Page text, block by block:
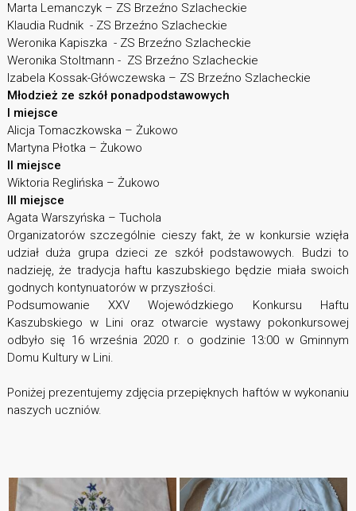
Marta Lemanczyk – ZS Brzeźno Szlacheckie
Klaudia Rudnik - ZS Brzeźno Szlacheckie
Weronika Kapiszka - ZS Brzeźno Szlacheckie
Weronika Stoltmann - ZS Brzeźno Szlacheckie
Izabela Kossak-Główczewska – ZS Brzeźno Szlacheckie
Młodzież ze szkół ponadpodstawowych
I miejsce
Alicja Tomaczkowska – Żukowo
Martyna Płotka – Żukowo
II miejsce
Wiktoria Reglińska – Żukowo
III miejsce
Agata Warszyńska – Tuchola
Organizatorów szczególnie cieszy fakt, że w konkursie wzięła
udział duża grupa dzieci ze szkół podstawowych. Budzi to
nadzieję, że tradycja haftu kaszubskiego będzie miała swoich
godnych kontynuatorów w przyszłości.
Podsumowanie XXV Wojewódzkiego Konkursu Haftu
Kaszubskiego w Lini oraz otwarcie wystawy pokonkursowej
odbyło się 16 września 2020 r. o godzinie 13:00 w Gminnym
Domu Kultury w Lini.
Poniżej prezentujemy zdjęcia przepięknych haftów w wykonaniu
naszych uczniów.